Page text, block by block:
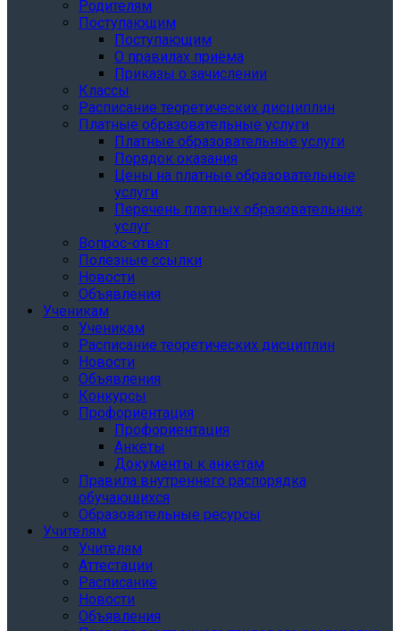
Родителям
Поступающим
Поступающим
О правилах приёма
Приказы о зачислении
Классы
Расписание теоретических дисциплин
Платные образовательные услуги
Платные образовательные услуги
Порядок оказания
Цены на платные образовательные
услуги
Перечень платных образовательных
услуг
Вопрос-ответ
Полезные ссылки
Новости
Объявления
Ученикам
Ученикам
Расписание теоретических дисциплин
Новости
Объявления
Конкурсы
Профориентация
Профориентация
Анкеты
Документы к анкетам
Правила внутреннего распорядка
обучающихся
Образовательные ресурсы
Учителям
Учителям
Аттестации
Расписание
Новости
Объявления